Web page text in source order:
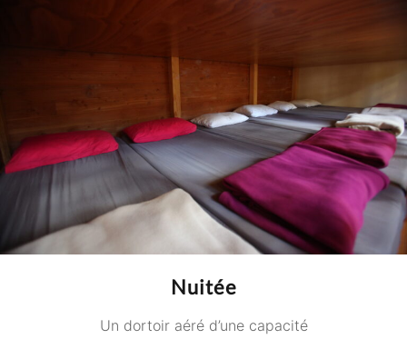
Nuitée
Un dortoir aéré d’une capacité